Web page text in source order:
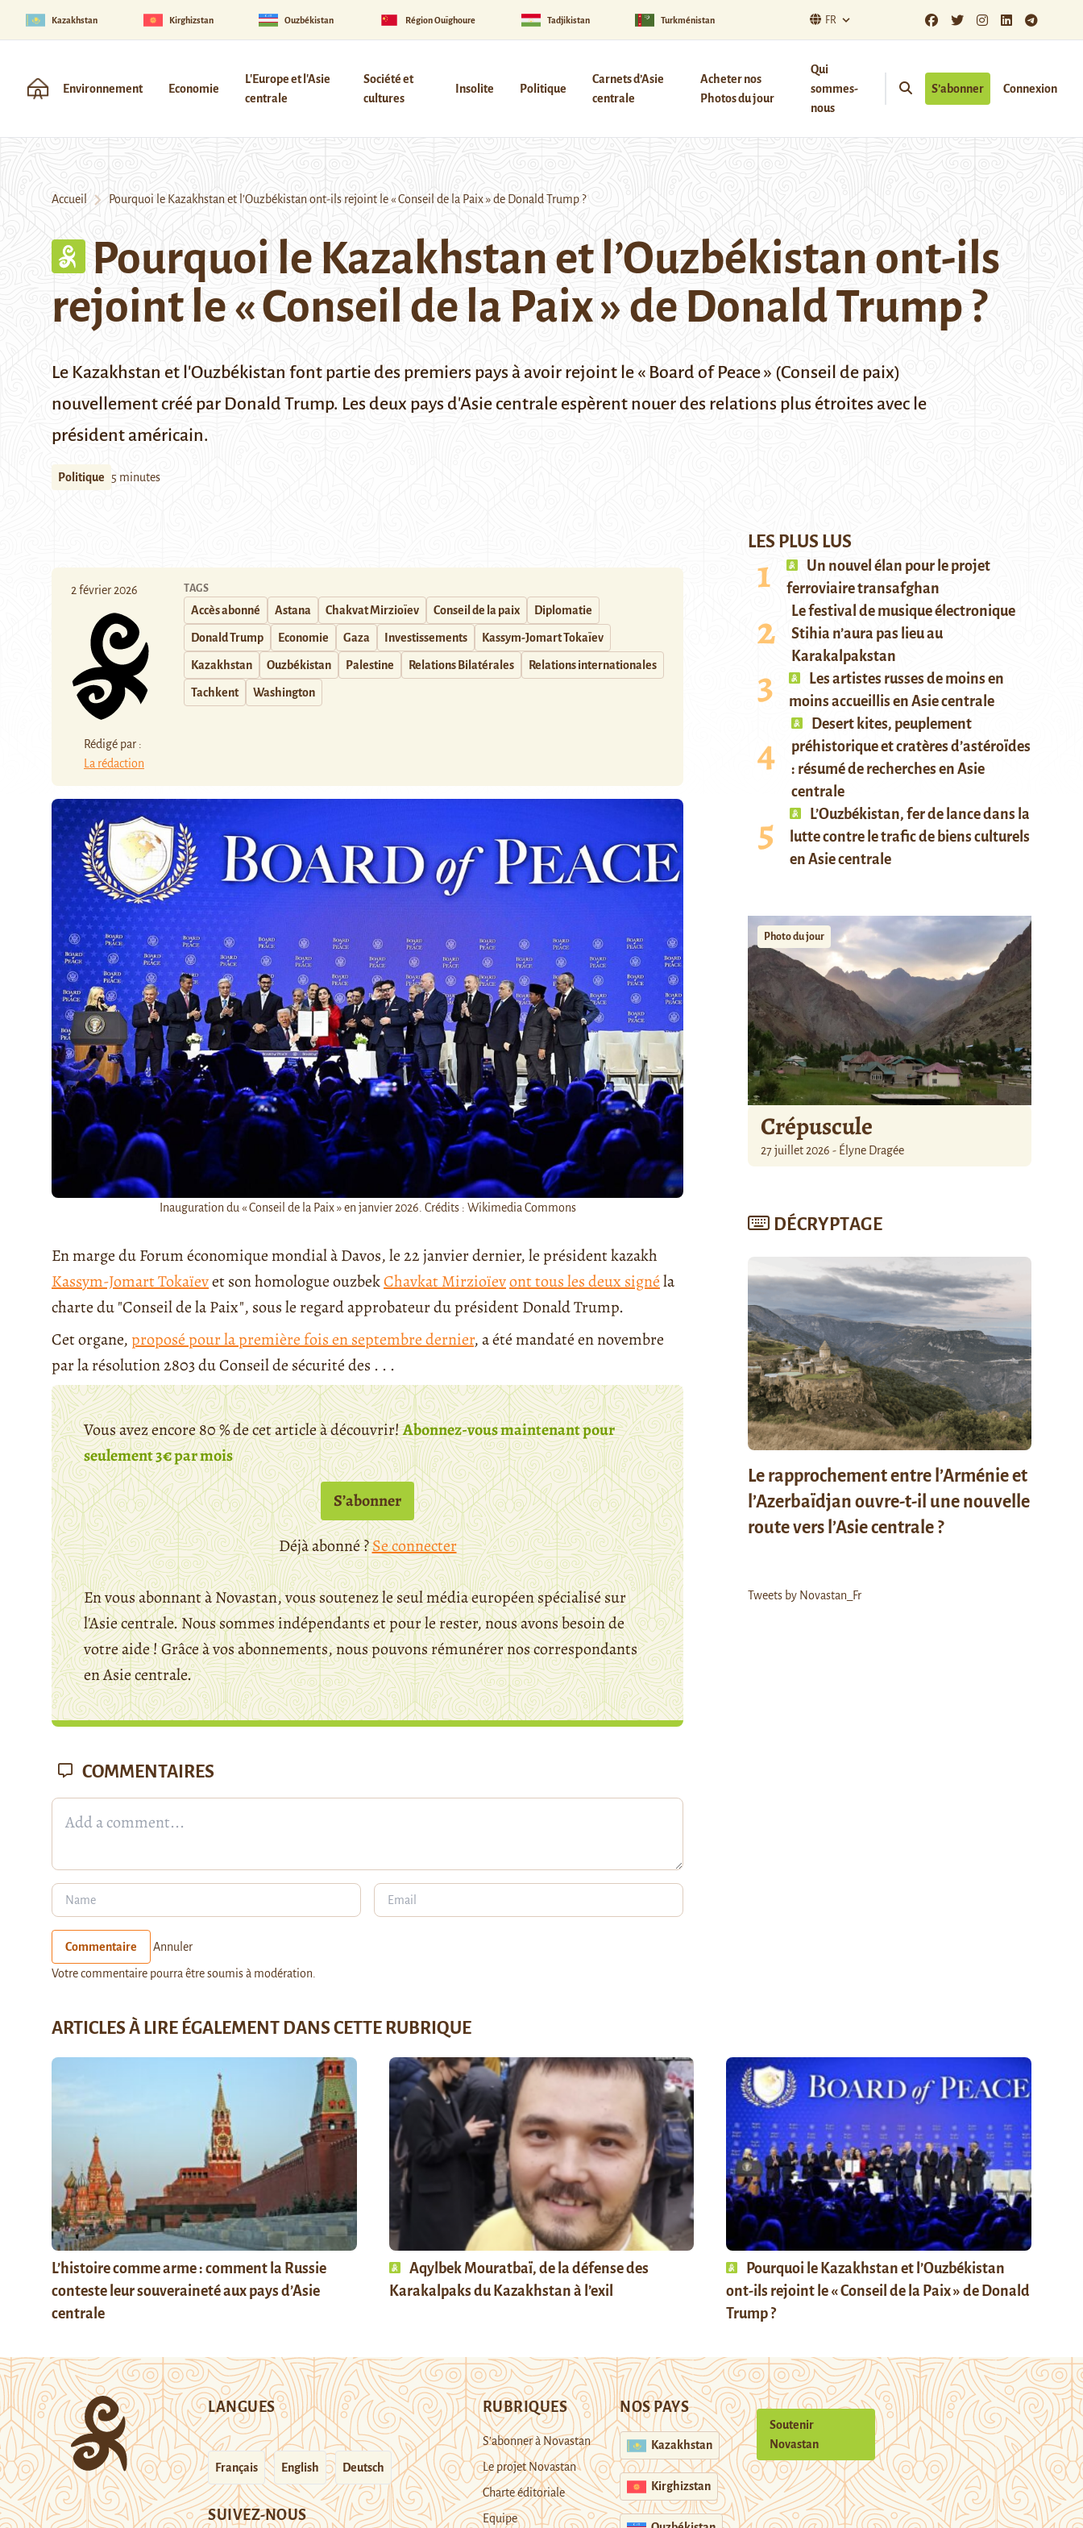
Kazakhstan Kirghizstan Ouzbékistan Région Ouïghoure Tadjikistan Turkménistan FR
Environnement Economie
L'Europe et l'Asie
centrale
Société et
cultures
Insolite Politique
Carnets d’Asie
centrale
Acheter nos
Photos du jour
Qui
sommes-
nous
S’abonner Connexion
Accueil Pourquoi le Kazakhstan et l’Ouzbékistan ont-ils rejoint le « Conseil de la Paix » de Donald Trump ?
Pourquoi le Kazakhstan et l’Ouzbékistan ont-ils
rejoint le « Conseil de la Paix » de Donald Trump ?
Le Kazakhstan et l'Ouzbékistan font partie des premiers pays à avoir rejoint le « Board of Peace » (Conseil de paix)
nouvellement créé par Donald Trump. Les deux pays d'Asie centrale espèrent nouer des relations plus étroites avec le
président américain.
Politique 5 minutes
2 février 2026
Rédigé par :
La rédaction
TAGS
Accès abonné Astana Chakvat Mirzioïev Conseil de la paix Diplomatie
Donald Trump Economie Gaza Investissements Kassym-Jomart Tokaïev
Kazakhstan Ouzbékistan Palestine Relations Bilatérales Relations internationales
Tachkent Washington
Inauguration du « Conseil de la Paix » en janvier 2026. Crédits : Wikimedia Commons
En marge du Forum économique mondial à Davos, le 22 janvier dernier, le président kazakh
Kassym-Jomart Tokaïevet son homologue ouzbekChavkat Mirzioïevont tous les deux signéla
charte du "Conseil de la Paix", sous le regard approbateur du président Donald Trump.
Cet organe,proposé pour la première fois en septembre dernier, a été mandaté en novembre
par la résolution 2803 du Conseil de sécurité des . . .
Vous avez encore 80 % de cet article à découvrir!Abonnez-vous maintenant pour
seulement 3€ par mois
S’abonner
Déjà abonné ?Se connecter
En vous abonnant à Novastan, vous soutenez le seul média européen spécialisé sur
l'Asie centrale. Nous sommes indépendants et pour le rester, nous avons besoin de
votre aide ! Grâce à vos abonnements, nous pouvons rémunérer nos correspondants
en Asie centrale.
LES PLUS LUS
Un nouvel élan pour le projet
ferroviaire transafghan
Le festival de musique électronique
Stihia n’aura pas lieu au
Karakalpakstan
Les artistes russes de moins en
moins accueillis en Asie centrale
Desert kites, peuplement
préhistorique et cratères d’astéroïdes
: résumé de recherches en Asie
centrale
L’Ouzbékistan, fer de lance dans la
lutte contre le trafic de biens culturels
en Asie centrale
Photo du jour
Crépuscule
27 juillet 2026 - Élyne Dragée
DÉCRYPTAGE
Le rapprochement entre l’Arménie et
l’Azerbaïdjan ouvre-t-il une nouvelle
route vers l’Asie centrale ?
Tweets by Novastan_Fr
COMMENTAIRES
Commentaire Annuler
Votre commentaire pourra être soumis à modération.
ARTICLES À LIRE ÉGALEMENT DANS CETTE RUBRIQUE
L’histoire comme arme : comment la Russie
conteste leur souveraineté aux pays d’Asie
centrale
Aqylbek Mouratbaï, de la défense des
Karakalpaks du Kazakhstan à l’exil
Pourquoi le Kazakhstan et l’Ouzbékistan
ont-ils rejoint le « Conseil de la Paix » de Donald
Trump ?
LANGUES
Français English Deutsch
SUIVEZ-NOUS
RUBRIQUES
S’abonner à Novastan
Le projet Novastan
Charte éditoriale
Equipe
NOS PAYS
Kazakhstan
Kirghizstan
Soutenir
Novastan